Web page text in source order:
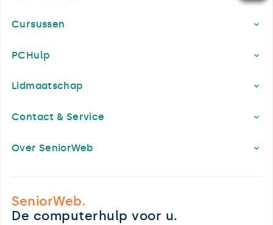
Cursussen
PCHulp
Lidmaatschap
Contact & Service
Over SeniorWeb
SeniorWeb.
De computerhulp voor u.